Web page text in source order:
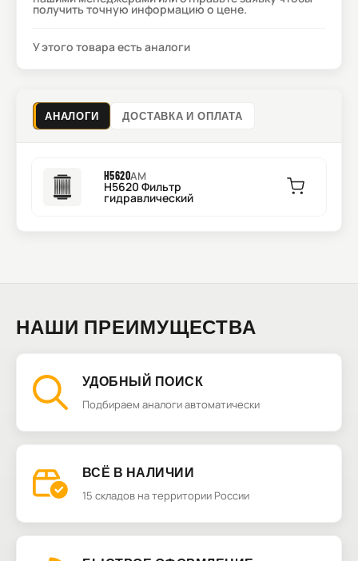
получить точную информацию о цене.
У этого товара есть аналоги
АНАЛОГИ ДОСТАВКА И ОПЛАТА
H5620AM
H5620 Фильтр
гидравлический
НАШИ ПРЕИМУЩЕСТВА
УДОБНЫЙ ПОИСК
Подбираем аналоги автоматически
ВСЁ В НАЛИЧИИ
15 складов на территории России